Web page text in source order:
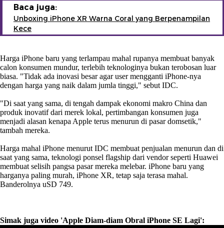
Baca juga:
Unboxing iPhone XR Warna Coral yang Berpenampilan
Kece
Harga iPhone baru yang terlampau mahal rupanya membuat banyak
calon konsumen mundur, terlebih teknologinya bukan terobosan luar
biasa. "Tidak ada inovasi besar agar user mengganti iPhone-nya
dengan harga yang naik dalam jumla tinggi," sebut IDC.
"Di saat yang sama, di tengah dampak ekonomi makro China dan
produk inovatif dari merek lokal, pertimbangan konsumen juga
menjadi alasan kenapa Apple terus menurun di pasar domsetik,"
tambah mereka.
Harga mahal iPhone menurut IDC membuat penjualan menurun dan di
saat yang sama, teknologi ponsel flagship dari vendor seperti Huawei
membuat selisih pangsa pasar mereka melebar. iPhone baru yang
harganya paling murah, iPhone XR, tetap saja terasa mahal.
Banderolnya uSD 749.
Simak juga video 'Apple Diam-diam Obral iPhone SE Lagi':